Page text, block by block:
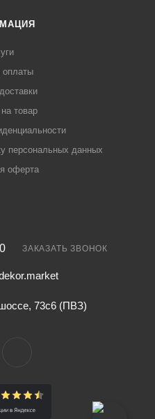
оплаты
на товар
персональных данных
оферта
ЗАКАЗАТЬ ЗВОНОК
73с6 (ПВЗ)